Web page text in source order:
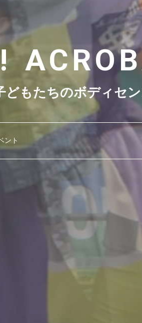
もたちのボディセ
ント